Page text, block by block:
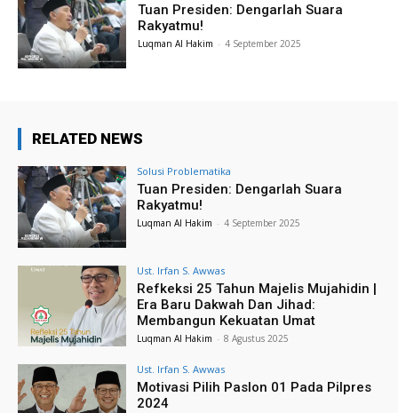
Tuan Presiden: Dengarlah Suara
Rakyatmu!
Luqman Al Hakim - 4 September 2025
RELATED NEWS
Solusi Problematika
Tuan Presiden: Dengarlah Suara
Rakyatmu!
Luqman Al Hakim - 4 September 2025
Ust. Irfan S. Awwas
Refkeksi 25 Tahun Majelis Mujahidin |
Era Baru Dakwah Dan Jihad:
Membangun Kekuatan Umat
Luqman Al Hakim - 8 Agustus 2025
Ust. Irfan S. Awwas
Motivasi Pilih Paslon 01 Pada Pilpres
2024